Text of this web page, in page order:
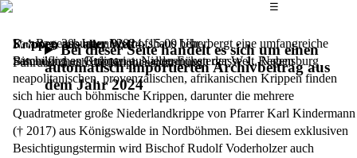
Das
☰
Bei dieser Seite handelt es sich um einen
automatisch importierten Archivbeitrag aus
dem Jahr 2024
Krippen aus aller Welt
Führung durch die Krippensammlung
Das Regensburger Bischofshaus beherbergt eine umfangreiche
Sammlung an Krippen aus allen Ecken der Welt. Neben
neapolitanischen, provenzalischen, afrikanischen Krippen finden
sich hier auch böhmische Krippen, darunter die mehrere
Quadratmeter große Niederlandkrippe von Pfarrer Karl Kindermann
(† 2017) aus Königswalde in Nordböhmen. Bei diesem exklusiven
Besichtigungstermin wird Bischof Rudolf Voderholzer auch
Samstag, 20. Januar 2024,15.00 Uhr
Bischöfliches Ordinariat, Niedermünstergasse 1, Regensburg